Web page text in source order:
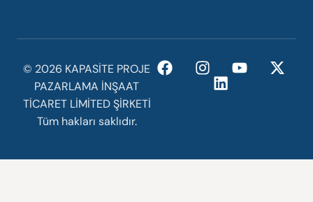
©️ 2026 KAPASİTE PROJE
PAZARLAMA İNŞAAT
TİCARET LİMİTED ŞİRKETİ
Tüm hakları saklıdır.